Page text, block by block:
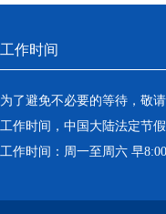
工作时间
为了避免不必要的等待，敬
工作时间，中国大陆法定节假
工作时间：周一至周六 早